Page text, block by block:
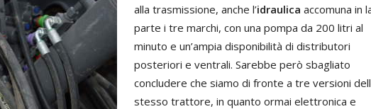
alla trasmissione, anche l’idraulica accomuna in
parte i tre marchi, con una pompa da 200 litri al
minuto e un’ampia disponibilità di distributori
posteriori e ventrali. Sarebbe però sbagliato
concludere che siamo di fronte a tre versioni
stesso trattore, in quanto ormai elettronica e